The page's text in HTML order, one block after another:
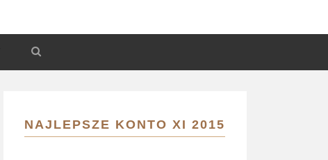
NAJLEPSZE KONTO XI 2015